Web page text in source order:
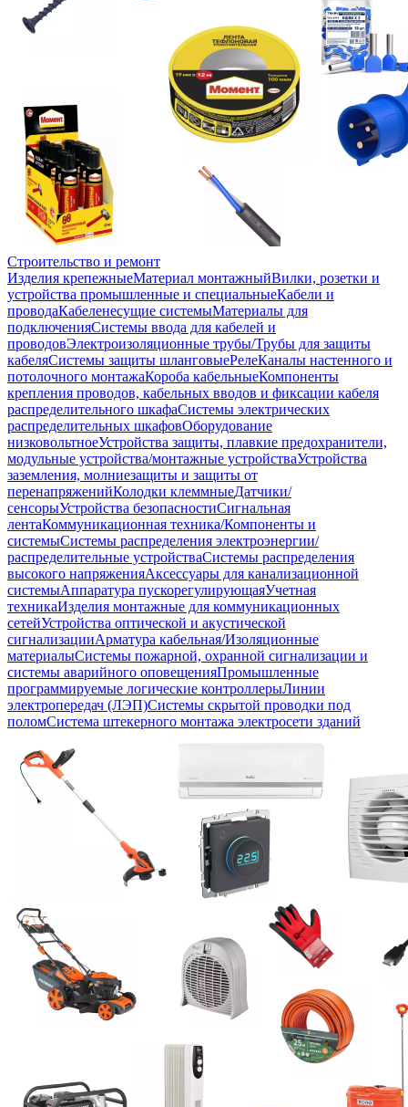
Строительство и ремонт
Изделия крепежныеМатериал монтажныйВилки, розетки и
устройства промышленные и специальныеКабели и
проводаКабеленесущие системыМатериалы для
подключенияСистемы ввода для кабелей и
проводовЭлектроизоляционные трубы/Трубы для защиты
кабеляСистемы защиты шланговыеРелеКаналы настенного и
потолочного монтажаКороба кабельныеКомпоненты
крепления проводов, кабельных вводов и фиксации кабеля
распределительного шкафаСистемы электрических
распределительных шкафовОборудование
низковольтноеУстройства защиты, плавкие предохранители,
модульные устройства/монтажные устройстваУстройства
заземления, молниезащиты и защиты от
перенапряженийКолодки клеммныеДатчики/
сенсорыУстройства безопасностиСигнальная
лентаКоммуникационная техника/Компоненты и
системыСистемы распределения электроэнергии/
распределительные устройстваСистемы распределения
высокого напряженияАксессуары для канализационной
системыАппаратура пускорегулирующаяУчетная
техникаИзделия монтажные для коммуникационных
сетейУстройства оптической и акустической
сигнализацииАрматура кабельная/Изоляционные
материалыСистемы пожарной, охранной сигнализации и
системы аварийного оповещенияПромышленные
программируемые логические контроллерыЛинии
электропередач (ЛЭП)Системы скрытой проводки под
поломСистема штекерного монтажа электросети зданий